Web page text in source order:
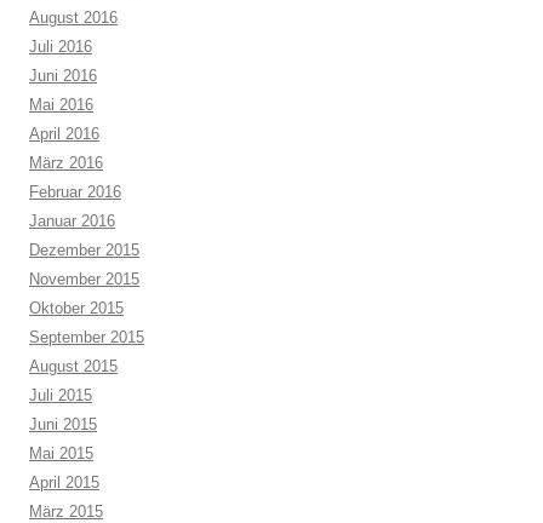
August 2016
Juli 2016
Juni 2016
Mai 2016
April 2016
März 2016
Februar 2016
Januar 2016
Dezember 2015
November 2015
Oktober 2015
September 2015
August 2015
Juli 2015
Juni 2015
Mai 2015
April 2015
März 2015